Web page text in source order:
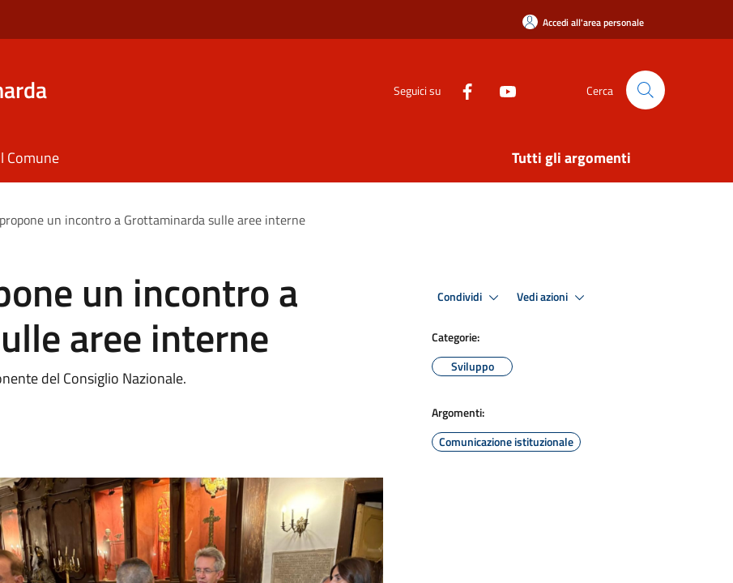
Accedi all'area personale
Seguici su Cerca
Comune Tutti gli argomenti
un incontro a Grottaminarda sulle aree interne
un incontro a
aree interne
del Consiglio Nazionale.
Condividi Vedi azioni
Categorie:
Sviluppo
Argomenti:
Comunicazione istituzionale